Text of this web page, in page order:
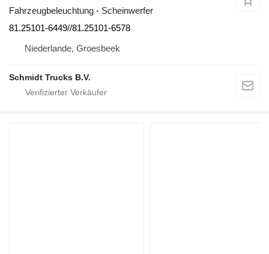
Fahrzeugbeleuchtung - Scheinwerfer
81.25101-6449//81.25101-6578
Niederlande, Groesbeek
Schmidt Trucks B.V.